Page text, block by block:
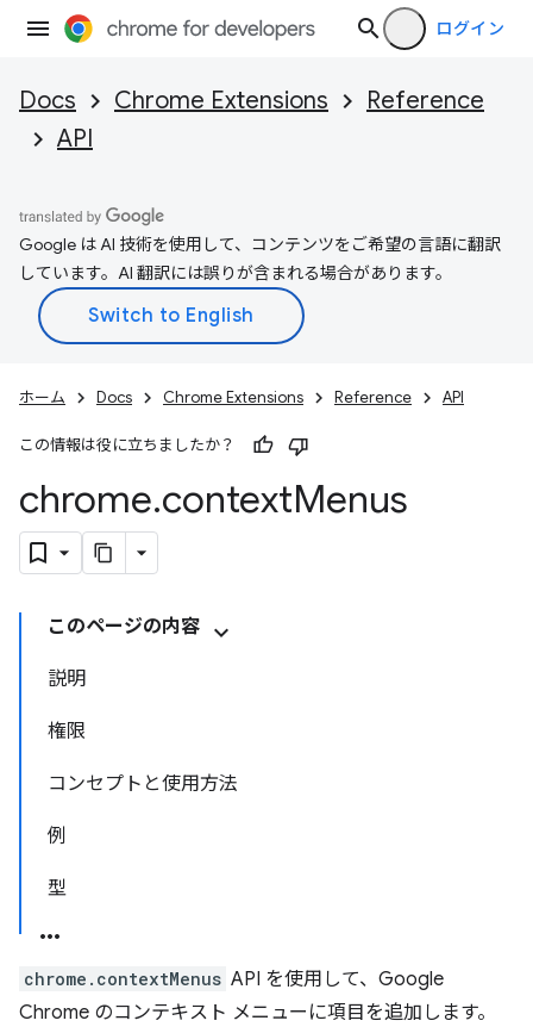
ログイン
Docs Chrome Extensions
Reference
API
Google は AI 技術を使用して、コンテンツをご希望の言語に翻訳
しています。AI 翻訳には誤りが含まれる場合があります。
ホーム Docs Chrome Extensions Reference API
この情報は役に立ちましたか？
chrome.contextMenus
このページの内容
説明
権限
コンセプトと使用方法
例
型
chrome.contextMenus API を使用して、Google
Chrome のコンテキスト メニューに項目を追加します。